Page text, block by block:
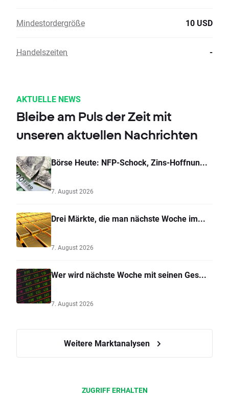
Mindestordergröße 10 USD
Handelszeiten -
AKTUELLE NEWS
Bleibe am Puls der Zeit mit
unseren aktuellen Nachrichten
Börse Heute: NFP-Schock, Zins-Hoffnun...
7. August 2026
Drei Märkte, die man nächste Woche im...
7. August 2026
Wer wird nächste Woche mit seinen Ges...
7. August 2026
Weitere Marktanalysen
ZUGRIFF ERHALTEN